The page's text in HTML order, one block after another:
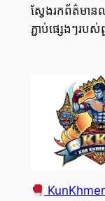
ស្វែងរកព័ត៌មា
ភ្ជាប់ផ្សេងៗរបស់